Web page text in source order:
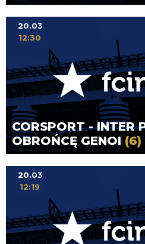
CORSPORT - INTER
OBROŃCĘ GENOI(6)
20.03
12:30
20.03
12:19